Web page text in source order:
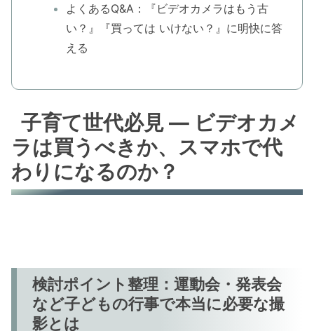
よくあるQ&A：『ビデオカメラはもう古
い？』『買っては いけない？』に明快に答
える
子育て世代必見 — ビデオカメ
ラは買うべきか、スマホで代
わりになるのか？
検討ポイント整理：運動会・発表会
など子どもの行事で本当に必要な撮
影とは